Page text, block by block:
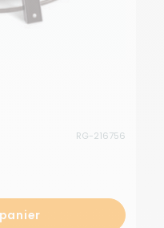
RG-216756